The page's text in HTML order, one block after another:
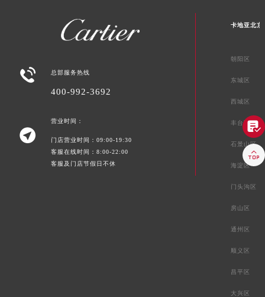
 总部服务热线
400-992-3692

营业时间：
门店营业时间：09:00-19:30
客服在线时间：8:00-22:00
客服及门店节假日不休
卡地亚北京
朝阳区
东城区
西城区
丰台区
石景山区
海淀区
门头沟区
房山区
通州区
顺义区
昌平区
大兴区

